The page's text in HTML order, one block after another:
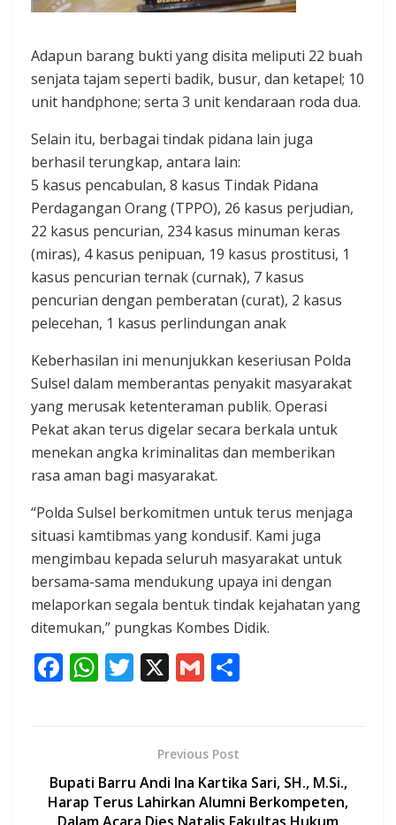
Adapun barang bukti yang disita meliputi 22 buah
senjata tajam seperti badik, busur, dan ketapel; 10
unit handphone; serta 3 unit kendaraan roda dua.
Selain itu, berbagai tindak pidana lain juga
berhasil terungkap, antara lain:
5 kasus pencabulan, 8 kasus Tindak Pidana
Perdagangan Orang (TPPO), 26 kasus perjudian,
22 kasus pencurian, 234 kasus minuman keras
(miras), 4 kasus penipuan, 19 kasus prostitusi, 1
kasus pencurian ternak (curnak), 7 kasus
pencurian dengan pemberatan (curat), 2 kasus
pelecehan, 1 kasus perlindungan anak
Keberhasilan ini menunjukkan keseriusan Polda
Sulsel dalam memberantas penyakit masyarakat
yang merusak ketenteraman publik. Operasi
Pekat akan terus digelar secara berkala untuk
menekan angka kriminalitas dan memberikan
rasa aman bagi masyarakat.
“Polda Sulsel berkomitmen untuk terus menjaga
situasi kamtibmas yang kondusif. Kami juga
mengimbau kepada seluruh masyarakat untuk
bersama-sama mendukung upaya ini dengan
melaporkan segala bentuk tindak kejahatan yang
ditemukan,” pungkas Kombes Didik.
F
o
o
W
A
p
T
er
X G
l
Previous Post
Bupati Barru Andi Ina Kartika Sari, SH., M.Si.,
Harap Terus Lahirkan Alumni Berkompeten,